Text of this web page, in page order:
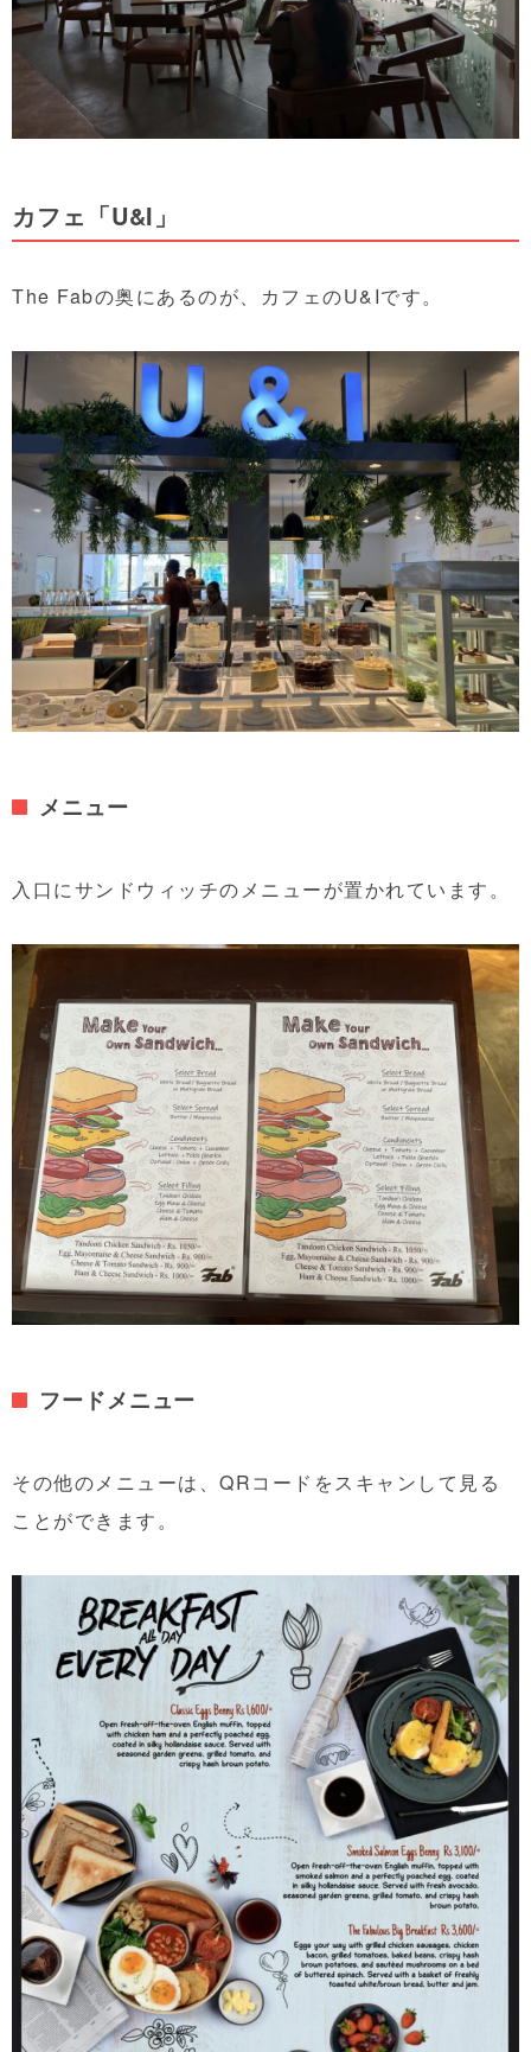
カフェ「U&I」
The Fabの奥にあるのが、カフェのU&Iです。
メニュー
入口にサンドウィッチのメニューが置かれています。
フードメニュー
その他のメニューは、QRコードをスキャンして見る
ことができます。